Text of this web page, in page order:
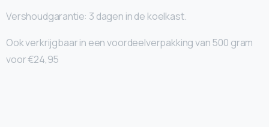
Vershoudgarantie: 3 dagen in de koelkast.
Ook verkrijgbaar in een voordeelverpakking van 500 gram
voor €24,95